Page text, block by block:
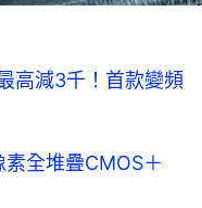
高減3千！首款變頻
全堆疊CMOS＋